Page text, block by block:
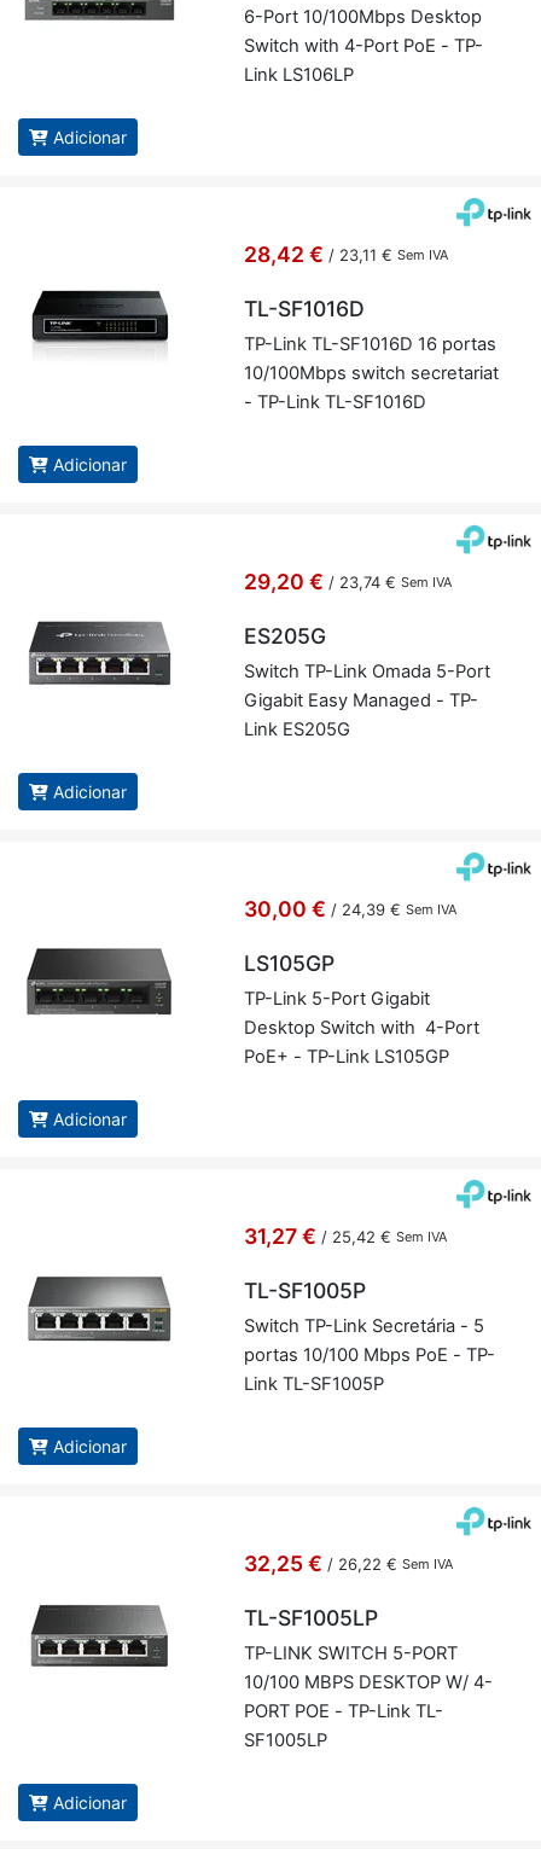
6-Port 10/100Mbps Desktop
Switch with 4-Port PoE - TP-
Link LS106LP
Adicionar
28,42 € / 23,11 € Sem IVA
TL-SF1016D
TP-Link TL-SF1016D 16 portas
10/100Mbps switch se­cre­ta­riat
- TP-Link TL-SF1016D
Adicionar
29,20 € / 23,74 € Sem IVA
ES205G
Switch TP-Link Omada 5-Port
Gi­gabit Easy Ma­naged - TP-
Link ES205G
Adicionar
30,00 € / 24,39 € Sem IVA
LS105GP
TP-Link 5-Port Gi­gabit
Desktop Switch with 4-Port
PoE+ - TP-Link LS105GP
Adicionar
31,27 € / 25,42 € Sem IVA
TL-SF1005P
Switch TP-Link Se­cre­tária - 5
portas 10/100 Mbps PoE - TP-
Link TL-SF1005P
Adicionar
32,25 € / 26,22 € Sem IVA
TL-SF1005LP
TP-LINK SWITCH 5-PORT
10/100 MBPS DESKTOP W/ 4-
PORT POE - TP-Link TL-
SF1005LP
Adicionar